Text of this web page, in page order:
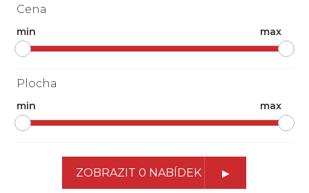
Cena
min max
Plocha
min max
ZOBRAZIT 0 NABÍDEK